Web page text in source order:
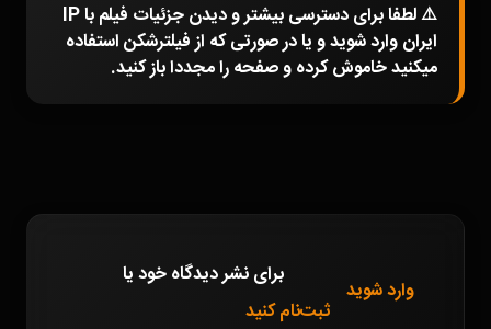
⚠️ لطفا برای دسترسی بیشتر و دیدن جزئیات فیلم با IP
ایران وارد شوید و یا در صورتی که از فیلترشکن استفاده
میکنید خاموش کرده و صفحه را مجددا باز کنید.
برای نشر دیدگاه خود
وارد شوید
یا
ثبت‌نام کنید